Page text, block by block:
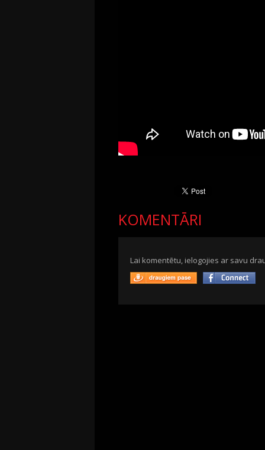
KOMENTĀRI
Lai komentētu, ielogojies ar savu